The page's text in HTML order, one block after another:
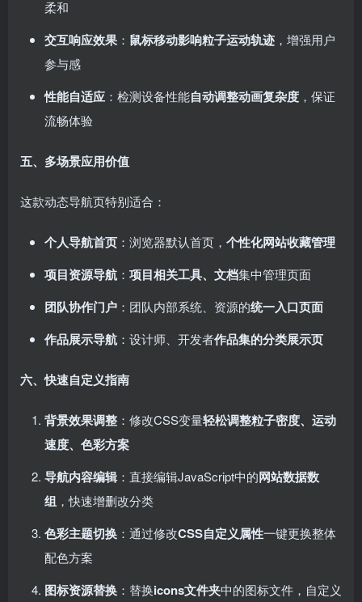
柔和
交互响应效果 ： 鼠标移动影响粒子运动轨迹 ，增强用户
参与感
性能自适应 ：检测设备性能自动调整动画复杂度 ，保证
流畅体验
五、多场景应用价值
这款动态导航页特别适合：
个人导航首页 ：浏览器默认首页， 个性化网站收藏管理
项目资源导航 ： 项目相关工具、文档集中管理页面
团队协作门户 ：团队内部系统、资源的统一入口页面
作品展示导航 ：设计师、开发者作品集的分类展示页
六、快速自定义指南
背景效果调整 ：修改CSS变量轻松调整粒子密度、运动
速度、色彩方案
导航内容编辑：直接编辑JavaScript中的网站数据数
组 ，快速增删改分类
色彩主题切换 ：通过修改CSS自定义属性一键更换整体
配色方案
图标资源替换 ：替换icons文件夹中的图标文件，自定义